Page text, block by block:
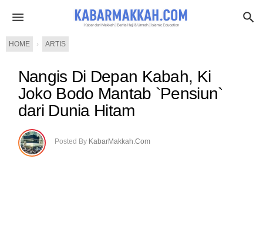
HOME › ARTIS
Nangis Di Depan Kabah, Ki
Joko Bodo Mantab `Pensiun`
dari Dunia Hitam
Posted By KabarMakkah.Com